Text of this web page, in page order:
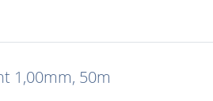
1,00mm, 50m